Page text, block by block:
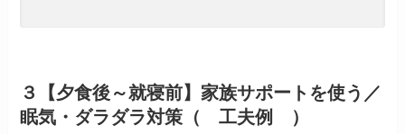
３【夕食後～就寝前】家族サポートを使う／
眠気・ダラダラ対策（ 工夫例 ）